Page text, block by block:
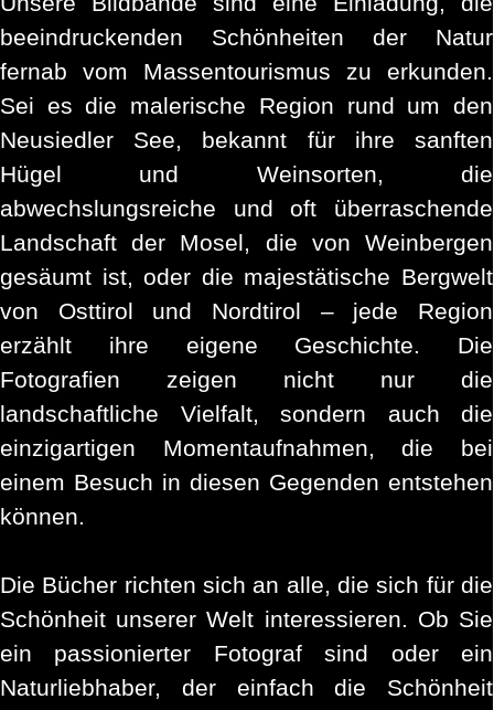
beeindruckenden Schönheiten der Natur
fernab vom Massentourismus zu erkunden.
Sei es die malerische Region rund um den
Neusiedler See, bekannt für ihre sanften
Hügel und Weinsorten, die
abwechslungsreiche und oft überraschende
Landschaft der Mosel, die von Weinbergen
gesäumt ist, oder die majestätische Bergwelt
von Osttirol und Nordtirol – jede Region
erzählt ihre eigene Geschichte. Die
Fotografien zeigen nicht nur die
landschaftliche Vielfalt, sondern auch die
einzigartigen Momentaufnahmen, die bei
einem Besuch in diesen Gegenden entstehen
können.
Die Bücher richten sich an alle, die sich für die
Schönheit unserer Welt interessieren. Ob Sie
ein passionierter Fotograf sind oder ein
Naturliebhaber, der einfach die Schönheit